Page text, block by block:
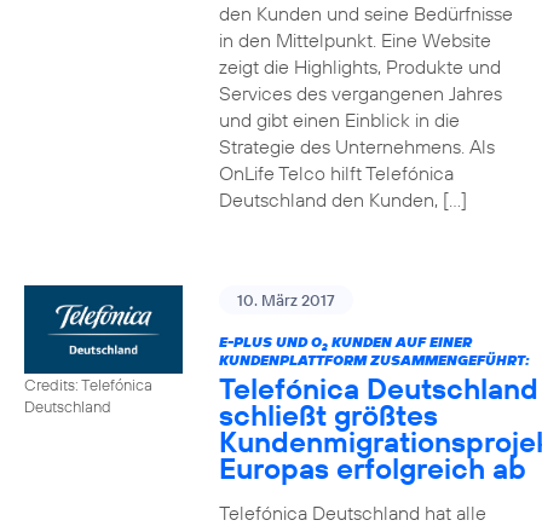
den Kunden und seine Bedürfnisse
in den Mittelpunkt. Eine Website
zeigt die Highlights, Produkte und
Services des vergangenen Jahres
und gibt einen Einblick in die
Strategie des Unternehmens. Als
OnLife Telco hilft Telefónica
Deutschland den Kunden, […]
Credits: Telefónica
Deutschland
10. März 2017
E-PLUS UND O2KUNDEN AUF EINER
KUNDENPLATTFORM ZUSAMMENGEFÜHRT:
Telefónica Deutschland
schließt größtes
Europas erfolgreich ab
Telefónica Deutschland hat alle